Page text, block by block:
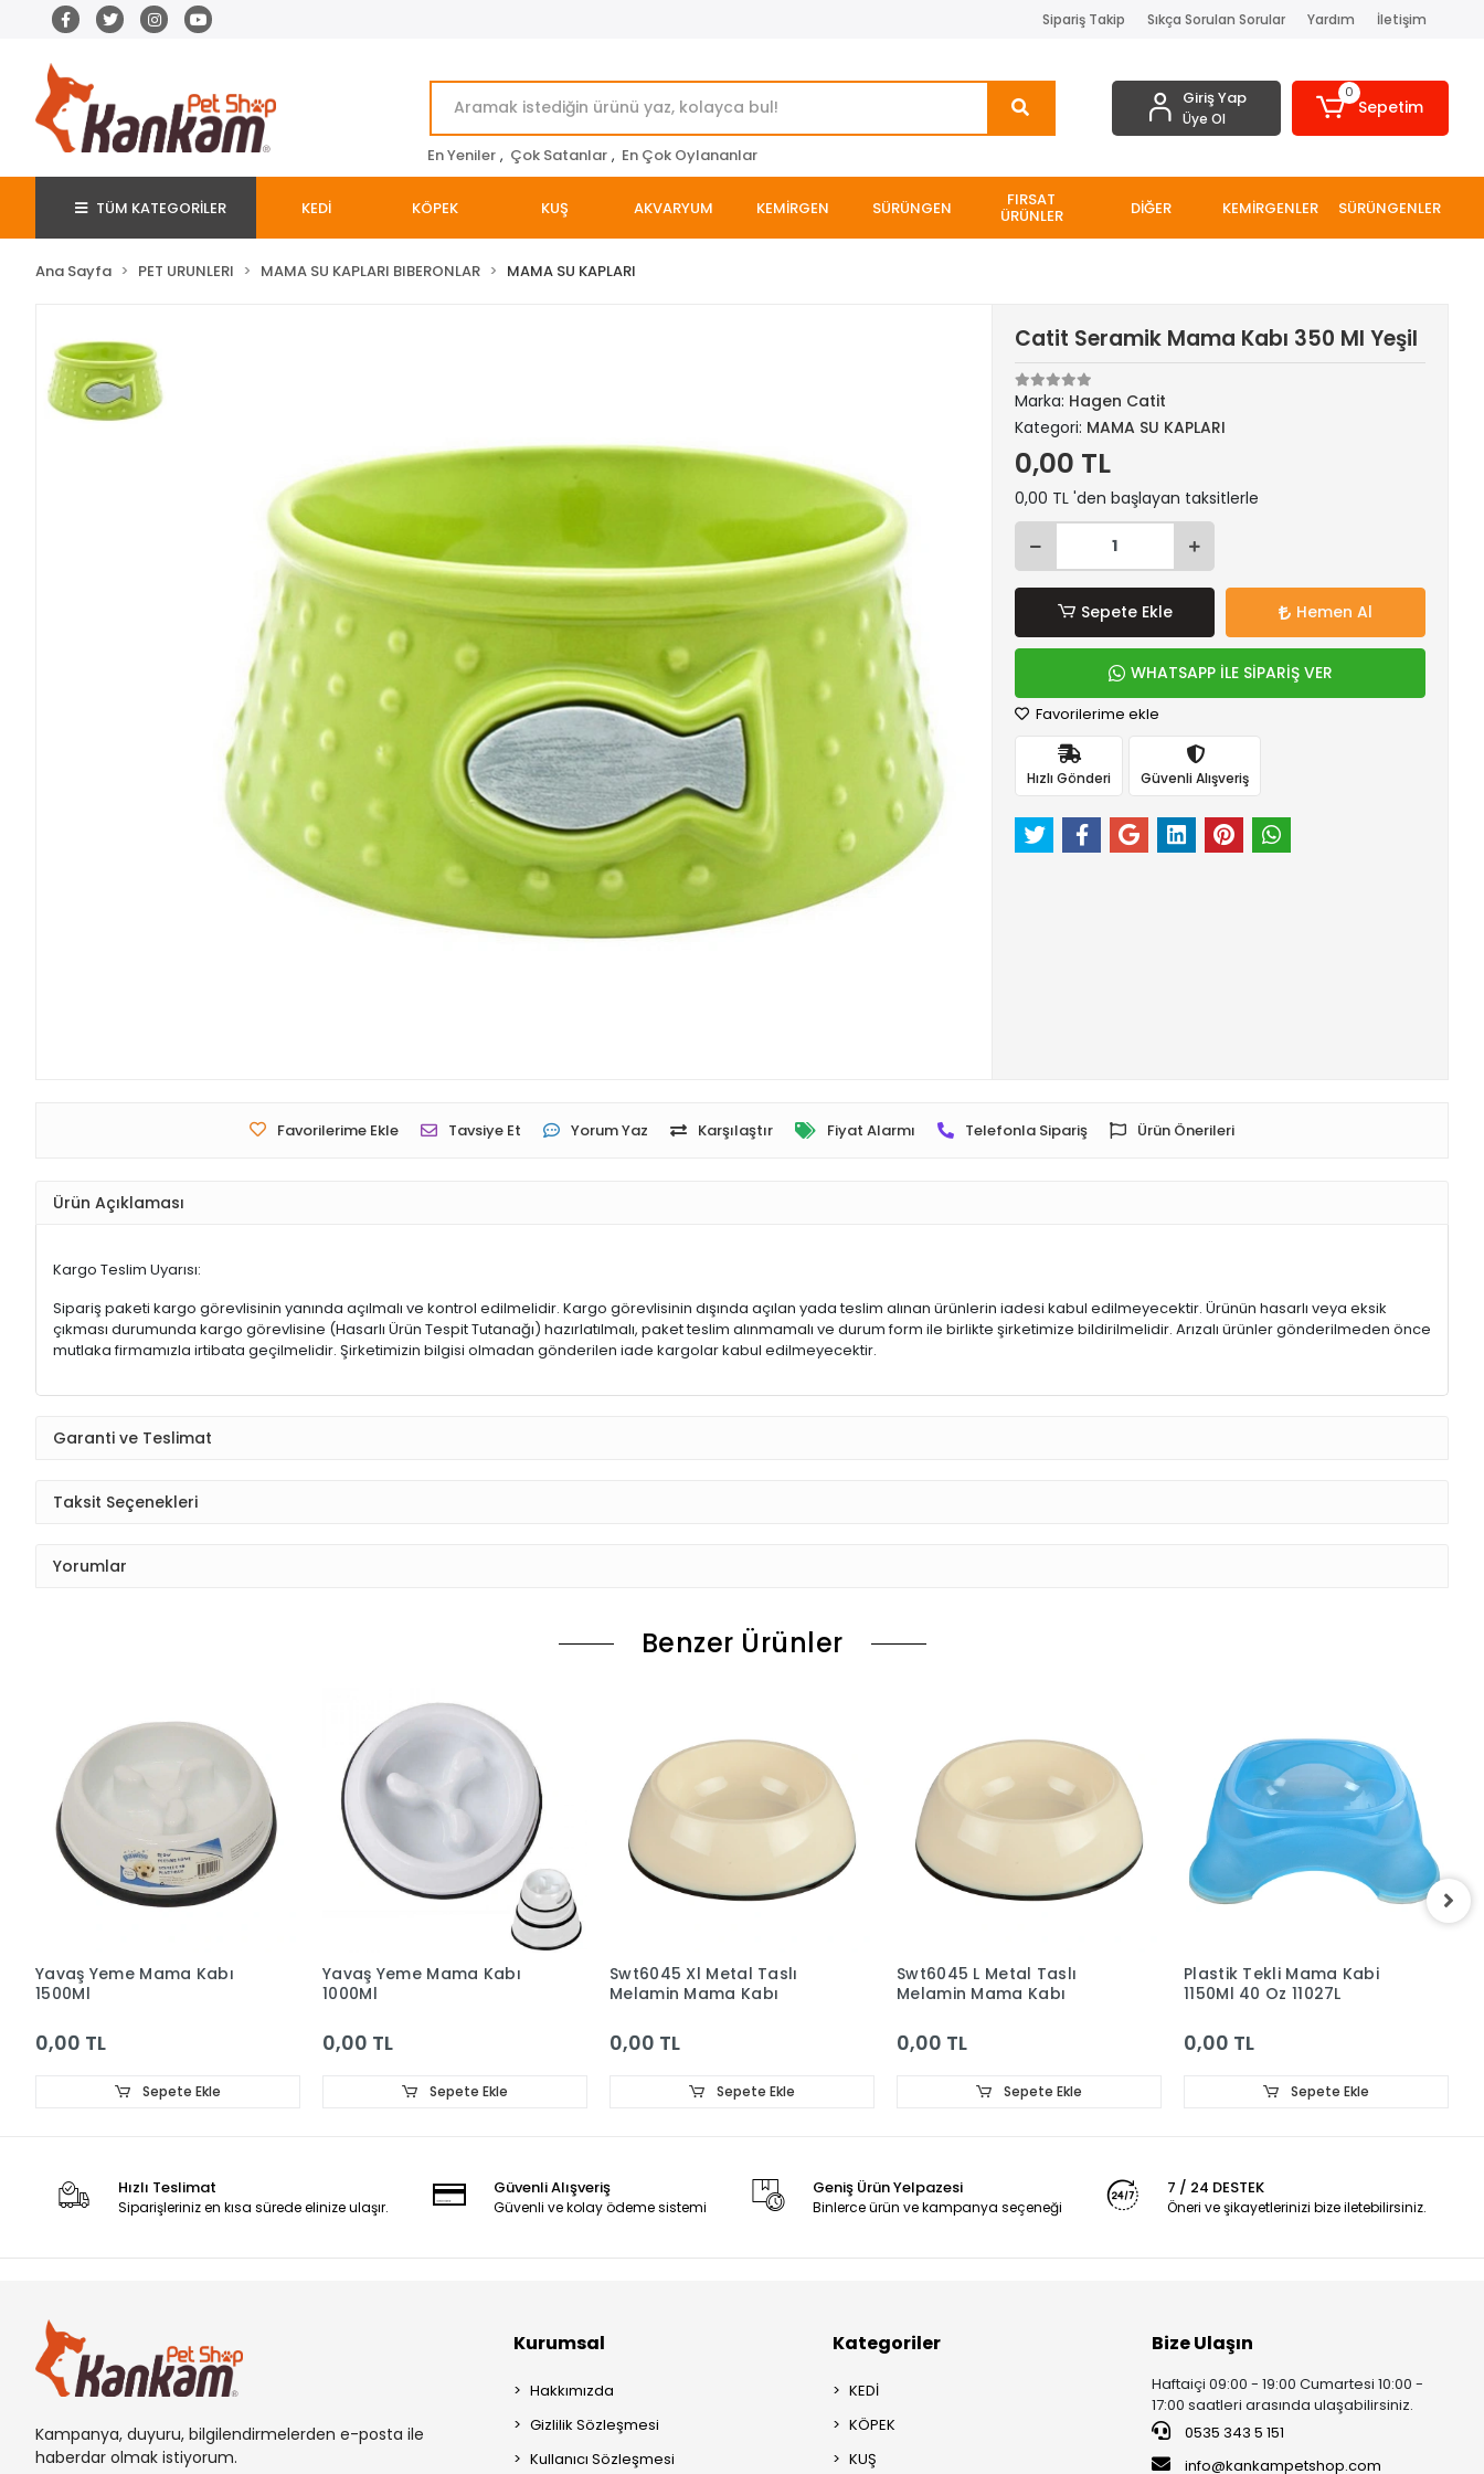
Sipariş Takip Sıkça Sorulan Sorular Yardım İletişim
En Yeniler , Çok Satanlar , En Çok Oylananlar
Giriş Yap
Üye Ol
0
Sepetim
TÜM KATEGORİLER KEDİ KÖPEK KUŞ AKVARYUM KEMİRGEN SÜRÜNGEN FIRSAT
ÜRÜNLER DİĞER KEMİRGENLER SÜRÜNGENLER
Ana Sayfa PET URUNLERI MAMA SU KAPLARI BIBERONLAR MAMA SU KAPLARI
Catit Seramik Mama Kabı 350 Ml Yeşil
Marka: Hagen Catit
Kategori: MAMA SU KAPLARI
0,00 TL
0,00 TL 'den başlayan taksitlerle
Sepete Ekle Hemen Al
WHATSAPP İLE SİPARİŞ VER
Favorilerime ekle
Hızlı Gönderi Güvenli Alışveriş
Favorilerime Ekle Tavsiye Et Yorum Yaz Karşılaştır Fiyat Alarmı Telefonla Sipariş Ürün Önerileri
Ürün Açıklaması
Kargo Teslim Uyarısı:
Sipariş paketi kargo görevlisinin yanında açılmalı ve kontrol edilmelidir. Kargo görevlisinin dışında açılan yada teslim alınan ürünlerin iadesi kabul edilmeyecektir. Ürünün hasarlı veya eksik
çıkması durumunda kargo görevlisine (Hasarlı Ürün Tespit Tutanağı) hazırlatılmalı, paket teslim alınmamalı ve durum form ile birlikte şirketimize bildirilmelidir. Arızalı ürünler gönderilmeden önce
mutlaka firmamızla irtibata geçilmelidir. Şirketimizin bilgisi olmadan gönderilen iade kargolar kabul edilmeyecektir.
Garanti ve Teslimat
Taksit Seçenekleri
Yorumlar
Benzer Ürünler
Yavaş Yeme Mama Kabı
1500Ml
0,00 TL
Sepete Ekle
Yavaş Yeme Mama Kabı
1000Ml
0,00 TL
Sepete Ekle
Swt6045 Xl Metal Taslı
Melamin Mama Kabı
0,00 TL
Sepete Ekle
Swt6045 L Metal Taslı
Melamin Mama Kabı
0,00 TL
Sepete Ekle
Plastik Tekli Mama Kabi
1150Ml 40 Oz 11027L
0,00 TL
Sepete Ekle
Hızlı Teslimat
Siparişleriniz en kısa sürede elinize ulaşır.
Güvenli Alışveriş
Güvenli ve kolay ödeme sistemi
Geniş Ürün Yelpazesi
Binlerce ürün ve kampanya seçeneği
7 / 24 DESTEK
Öneri ve şikayetlerinizi bize iletebilirsiniz.
Kampanya, duyuru, bilgilendirmelerden e-posta ile
haberdar olmak istiyorum.
Kurumsal
Hakkımızda
Gizlilik Sözleşmesi
Kullanıcı Sözleşmesi
Kategoriler
KEDİ
KÖPEK
KUŞ
Bize Ulaşın
Haftaiçi 09:00 - 19:00 Cumartesi 10:00 -
17:00 saatleri arasında ulaşabilirsiniz.
0535 343 5 151
info@kankampetshop.com